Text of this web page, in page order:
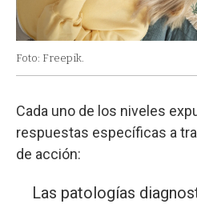
Foto: Freepik.
Cada uno de los niveles
respuestas específicas a
de acción:
Las patologías